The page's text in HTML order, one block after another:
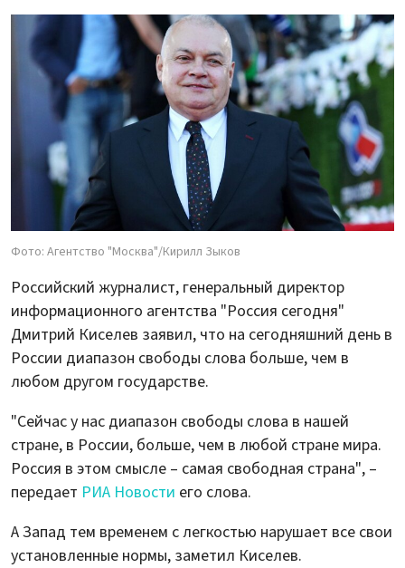
Фото: Агентство "Москва"/Кирилл Зыков
Российский журналист, генеральный директор
информационного агентства "Россия сегодня"
Дмитрий Киселев заявил, что на сегодняшний день в
России диапазон свободы слова больше, чем в
любом другом государстве.
"Сейчас у нас диапазон свободы слова в нашей
стране, в России, больше, чем в любой стране мира.
Россия в этом смысле – самая свободная страна", –
передает РИА Новости его слова.
А Запад тем временем с легкостью нарушает все свои
установленные нормы, заметил Киселев.